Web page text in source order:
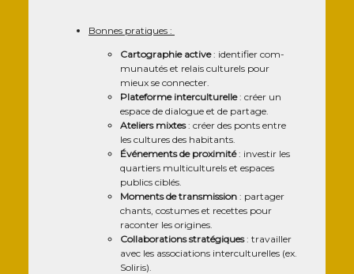
Bonnes pra­tiques :
Car­to­gra­phie active: iden­ti­fier com­
mu­nau­tés et relais cultu­rels pour
mieux se connec­ter.
Pla­te­forme inter­cul­tu­relle: créer un
espace de dia­logue et de partage.
Ate­liers mixtes: créer des ponts entre
les cultures des habi­tants.
Évé­ne­ments de proxi­mi­té: inves­tir les
quar­tiers mul­ti­cul­tu­rels et espaces
publics ciblés.
Moments de trans­mis­sion : par­ta­ger
chants, cos­tumes et recettes pour
racon­ter les ori­gines.
Col­la­bo­ra­tions stra­té­giques: tra­vailler
avec les asso­cia­tions inter­cul­tu­relles (ex.
Soli­ris).